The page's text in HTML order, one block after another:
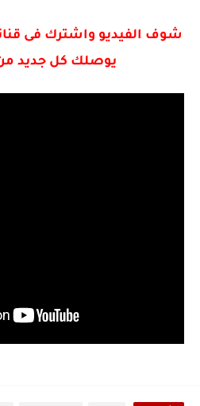
شوف الفيديو واشترك فى
يوصلك كل جديد